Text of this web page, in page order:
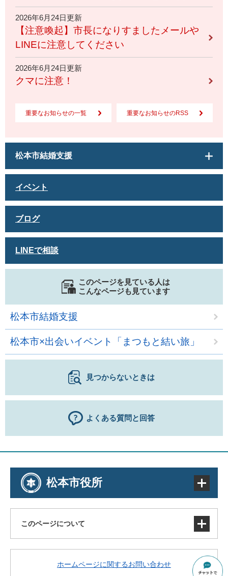
2026年6月24日更新
【注意喚起】市長になりすましたメールや
LINEに注意してください
2026年6月24日更新
クマに注意！
重要なお知らせの一覧 重要なお知らせのRSS
松本市結婚支援
イベント
ブログ
LINEで相談
このページを見ている人は
こんなページも見ています
松本市結婚支援
松本市×出会いイベント「まつもと結い旅」
見つからないときは
よくある質問と回答
松本市役所
このページについて
著作権・免責事項・リンク
ホームページに関するお問い合わせ